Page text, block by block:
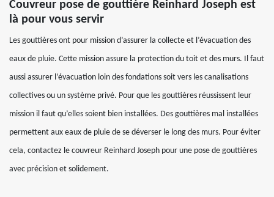
Couvreur pose de gouttière Reinhard Joseph est
là pour vous servir
Les gouttières ont pour mission d’assurer la collecte et l’évacuation des
eaux de pluie. Cette mission assure la protection du toit et des murs. Il faut
aussi assurer l’évacuation loin des fondations soit vers les canalisations
collectives ou un système privé. Pour que les gouttières réussissent leur
mission il faut qu’elles soient bien installées. Des gouttières mal installées
permettent aux eaux de pluie de se déverser le long des murs. Pour éviter
cela, contactez le couvreur Reinhard Joseph pour une pose de gouttières
avec précision et solidement.